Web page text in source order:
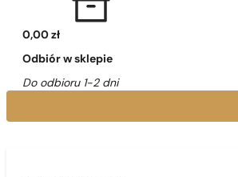
0,00 zł
Odbiór w sklepie
Do odbioru 1-2 dni